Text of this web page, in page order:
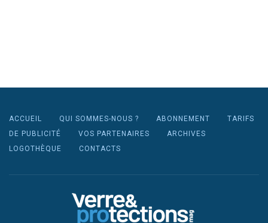
ACCUEIL QUI SOMMES-NOUS ? ABONNEMENT
TARIFS
DE PUBLICITÉ
VOS PARTENAIRES
ARCHIVES
LOGOTHÈQUE
CONTACTS